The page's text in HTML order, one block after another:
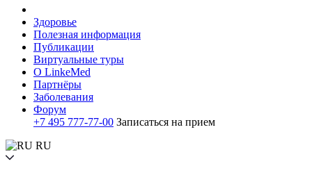
Здоровье
Полезная информация
Публикации
Виртуальные туры
О LinkeMed
Партнёры
Заболевания
Форум
+7 495 777-77-00 Записаться на прием
RU